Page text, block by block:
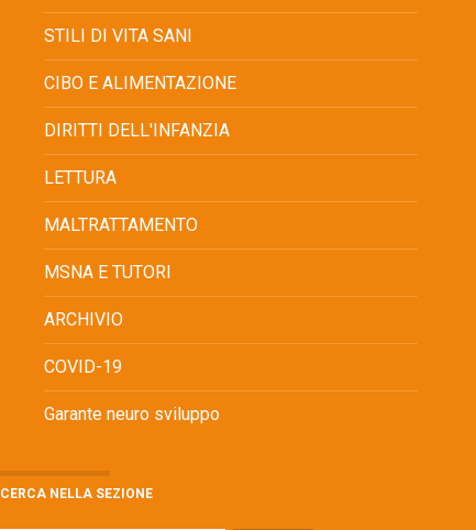
STILI DI VITA SANI
CIBO E ALIMENTAZIONE
DIRITTI DELL'INFANZIA
LETTURA
MALTRATTAMENTO
MSNA E TUTORI
ARCHIVIO
COVID-19
Garante neuro sviluppo
CERCA NELLA SEZIONE